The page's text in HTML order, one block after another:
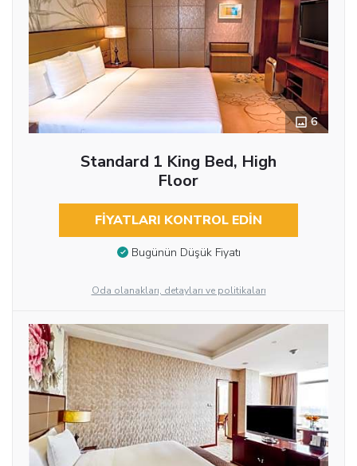
6
Standard 1 King Bed, High
Floor
FIYATLARI KONTROL EDIN
Bugünün Düşük Fiyatı
Oda olanakları, detayları ve politikaları